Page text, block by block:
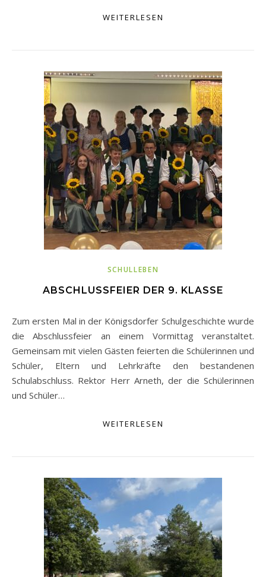
WEITERLESEN
SCHULLEBEN
ABSCHLUSSFEIER DER 9. KLASSE
Zum ersten Mal in der Königsdorfer Schulgeschichte wurde
die Abschlussfeier an einem Vormittag veranstaltet.
Gemeinsam mit vielen Gästen feierten die Schülerinnen und
Schüler, Eltern und Lehrkräfte den bestandenen
Schulabschluss. Rektor Herr Arneth, der die Schülerinnen
und Schüler…
WEITERLESEN